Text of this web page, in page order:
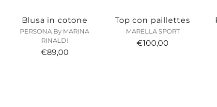
Blusa in cotone
PERSONA By MARINA
RINALDI
€89,00
Top con paillettes
MARELLA SPORT
€100,00